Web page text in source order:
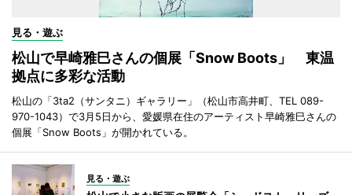
見る・遊ぶ
松山で早崎雅巳さんの個展「Snow Boots」 東温
拠点に多彩な活動
松山の「3ta2（サンタニ）ギャラリー」（松山市高井町、TEL 089-
970-1043）で3月5日から、愛媛県在住のアーティスト早崎雅巳さんの
個展「Snow Boots」が開かれている。
見る・遊ぶ